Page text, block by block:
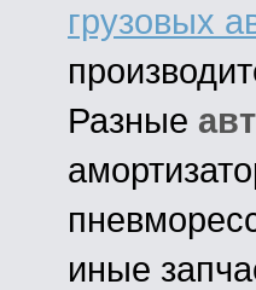
грузовых
Разные
иные